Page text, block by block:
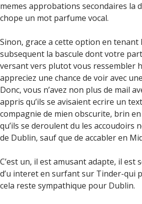
memes approbations secondaires la
chope un mot parfume vocal.
Sinon, grace a cette option en tenant
subsequent la bascule dont votre
versant vers plutot vous ressembler
appreciez une chance de voir avec
Donc, vous n’avez non plus de mail
appris qu’ils se avisaient ecrire un
compagnie de mien obscurite, brin
qu’ils se deroulent du les accoudoirs
de Dublin, sauf que de accabler en
C’est un, il est amusant adapte, il est
d’u interet en surfant sur Tinder-qui
cela reste sympathique pour Dublin.